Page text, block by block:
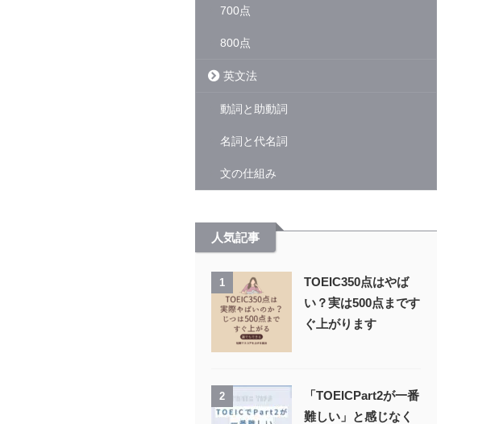
700点
800点
英文法
動詞と助動詞
名詞と代名詞
文の仕組み
人気記事
1
TOEIC350点はやば
い？実は500点まです
ぐ上がります
2
「TOEICPart2が一番
難しい」と感じなく